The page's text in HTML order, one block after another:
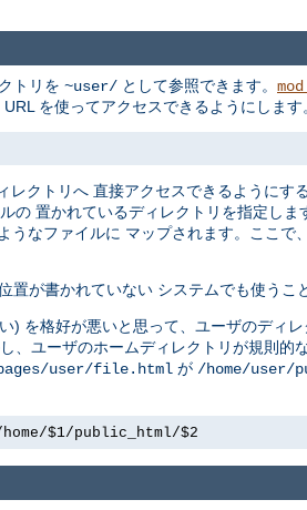
トリを ~user/ として参照できます。
を使ってアクセスできるようにします
クトリへ 直接アクセスできるようにす
の 置かれているディレクトリを指定しま
うなファイルに マップされます。ここで、
置が書かれていない システムでも使うこ
) を格好が悪いと思って、ユーザのディ
、ユーザのホームディレクトリが規則的
user/file.html が /home/
$1/public_html/$2